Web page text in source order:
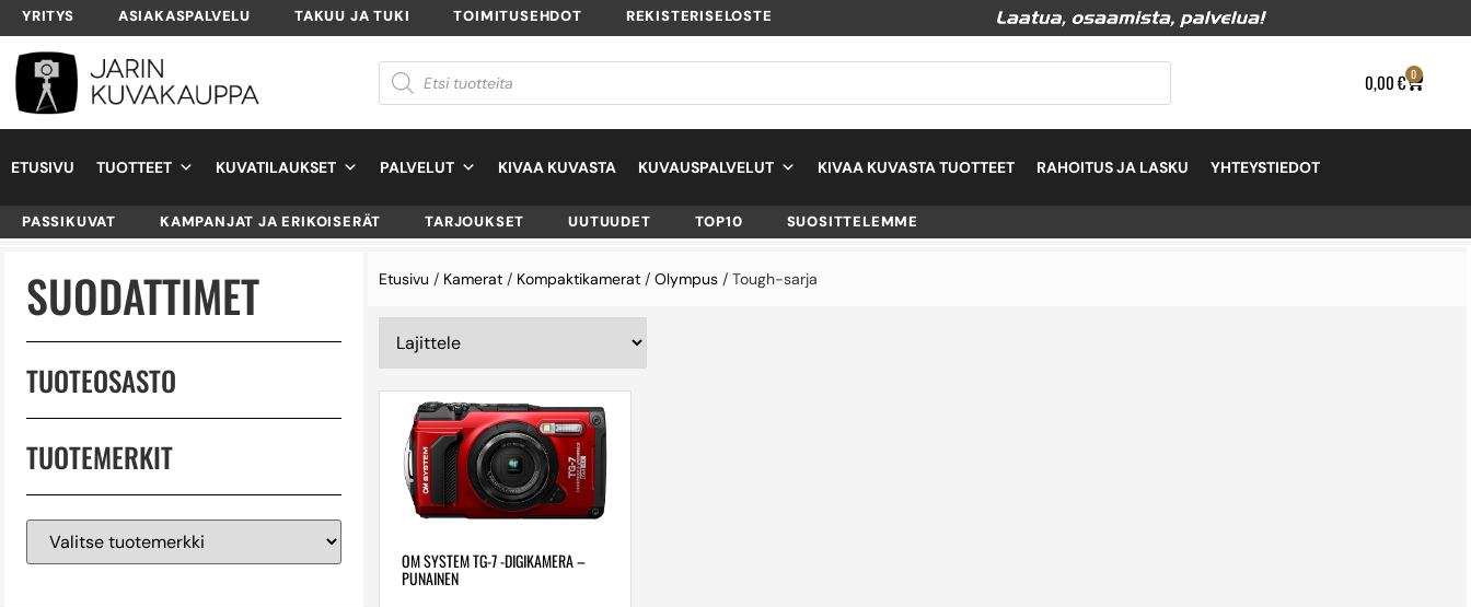
YRITYS ASIAKASPALVELU TAKUU JA TUKI TOIMITUSEHDOT REKISTERISELOSTE
0,00€ 0
ETUSIVU TUOTTEET KUVATILAUKSET PALVELUT KIVAA KUVASTA KUVAUSPALVELUT KIVAA KUVASTA TUOTTEET RAHOITUS JA LASKU YHTEYSTIEDOT
PASSIKUVAT KAMPANJAT JA ERIKOISERÄT TARJOUKSET UUTUUDET TOP10 SUOSITTELEMME
SUODATTIMET
TUOTEOSASTO
TUOTEMERKIT
Etusivu / Kamerat / Kompaktikamerat / Olympus / Tough-sarja
OM SYSTEM TG-7 -DIGIKAMERA –
PUNAINEN